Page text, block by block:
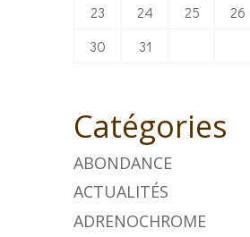
23
24 25 26
30
31
Catégories
ABONDANCE
ACTUALITÉS
ADRENOCHROME